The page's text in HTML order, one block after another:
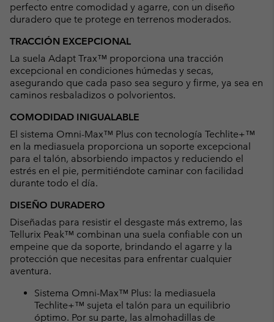
perfecto entre comodidad y agarre, con un diseño
duradero que te protege en terrenos moderados.
TRACCIÓN EXCEPCIONAL
La suela Adapt Trax™ proporciona una tracción
excepcional en condiciones húmedas y secas,
asegurando que cada paso sea seguro y firme, ya sea en
caminos resbaladizos o polvorientos.
COMODIDAD INIGUALABLE
El sistema Omni-Max™ Plus con tecnología Techlite+™
en la mediasuela proporciona un soporte excepcional
para el talón, absorbiendo impactos y reduciendo el
estrés en el pie, permitiéndote caminar con facilidad
durante todo el día.
DISEÑO DURADERO
Diseñadas para resistir el desgaste más extremo, las
Tellurix Peak™ combinan una suela confiable con un
empeine que da soporte, brindando el agarre y la
protección que necesitas para enfrentar cualquier
aventura.
Sistema Omni-Max™ Plus: la mediasuela
Techlite+™ sujeta el talón para un equilibrio
óptimo. Por su parte, las almohadillas de